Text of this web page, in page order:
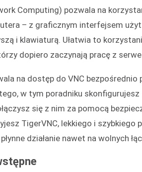
Computing) pozwala na
– z graficznym interfejsem
i klawiaturą. Ułatwia to
dopiero zaczynają pracę z
na dostęp do VNC bezpośrednio
w tym poradniku skonfigurujesz
się z nim za pomocą
TigerVNC, lekkiego i szybkiego
działanie nawet na wolnych